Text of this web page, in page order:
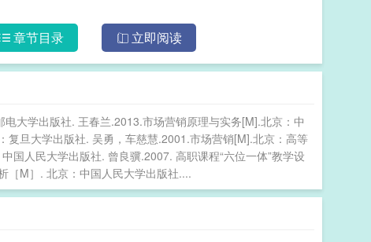
章节目录 立即阅读
大学出版社. 王春兰.2013.市场营销原理与实务[M].北京：中
旦大学出版社. 吴勇，车慈慧.2001.市场营销[M].北京：高等
国人民大学出版社. 曾良骥.2007. 高职课程“六位一体”教学设
［M］. 北京：中国人民大学出版社....